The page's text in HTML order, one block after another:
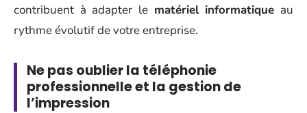
contribuent à adapter le matériel informatique au
rythme évolutif de votre entreprise.
Ne pas oublier la téléphonie
professionnelle et la gestion de
l’impression